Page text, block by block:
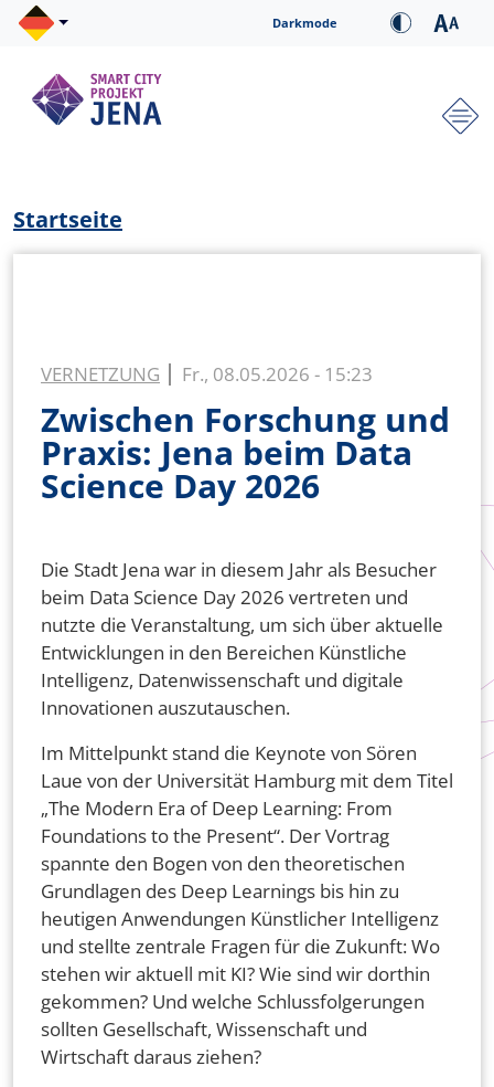
Direkt zum Inhalt Darkmode
Pfadnavigation
Startseite
VERNETZUNG Fr., 08.05.2026 - 15:23
Zwischen Forschung und
Praxis: Jena beim Data
Science Day 2026
Die Stadt Jena war in diesem Jahr als Besucher
beim Data Science Day 2026 vertreten und
nutzte die Veranstaltung, um sich über aktuelle
Entwicklungen in den Bereichen Künstliche
Intelligenz, Datenwissenschaft und digitale
Innovationen auszutauschen.
Im Mittelpunkt stand die Keynote von Sören
Laue von der Universität Hamburg mit dem Titel
„The Modern Era of Deep Learning: From
Foundations to the Present“. Der Vortrag
spannte den Bogen von den theoretischen
Grundlagen des Deep Learnings bis hin zu
heutigen Anwendungen Künstlicher Intelligenz
und stellte zentrale Fragen für die Zukunft: Wo
stehen wir aktuell mit KI? Wie sind wir dorthin
gekommen? Und welche Schlussfolgerungen
sollten Gesellschaft, Wissenschaft und
Wirtschaft daraus ziehen?
Cookie-Einstellungen